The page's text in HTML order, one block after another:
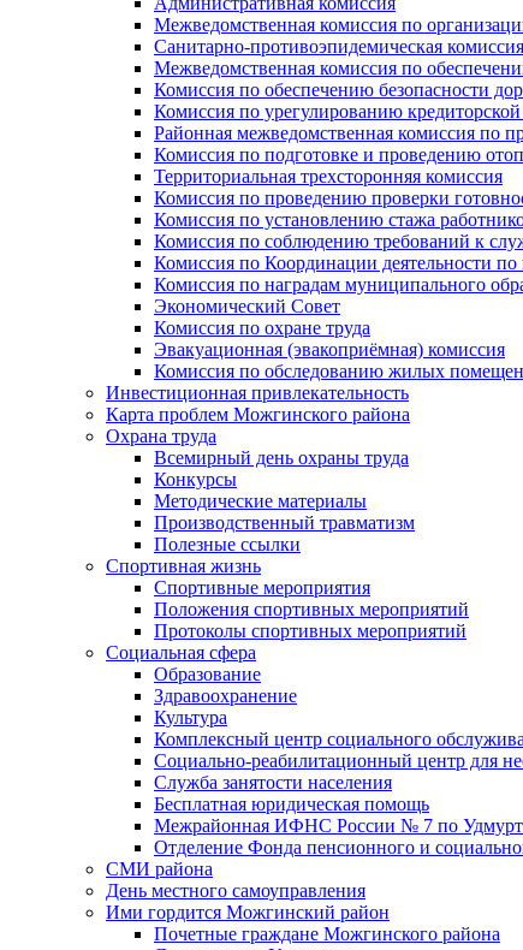
Межведомственная комиссия по
Санитарно-противоэпидемическая комиссия
Межведомственная комиссия по
Комиссия по обеспечению безопасности
Комиссия по урегулированию
Районная межведомственная комиссия
Комиссия по подготовке и проведению
Территориальная трехсторонняя комиссия
Комиссия по проведению проверки
Комиссия по установлению стажа
Комиссия по соблюдению требований к
Комиссия по Координации деятельности
Комиссия по наградам муниципального
Экономический Совет
Комиссия по охране труда
Эвакуационная (эвакоприёмная) комиссия
Комиссия по обследованию жилых
Инвестиционная привлекательность
Карта проблем Можгинского района
Охрана труда
Всемирный день охраны труда
Конкурсы
Методические материалы
Производственный травматизм
Полезные ссылки
Спортивная жизнь
Спортивные мероприятия
Положения спортивных мероприятий
Протоколы спортивных мероприятий
Социальная сфера
Образование
Здравоохранение
Культура
Комплексный центр социального
Социально-реабилитационный центр для
Служба занятости населения
Бесплатная юридическая помощь
Межрайонная ИФНС России № 7 по
Отделение Фонда пенсионного и
СМИ района
День местного самоуправления
Ими гордится Можгинский район
Почетные граждане Можгинского района